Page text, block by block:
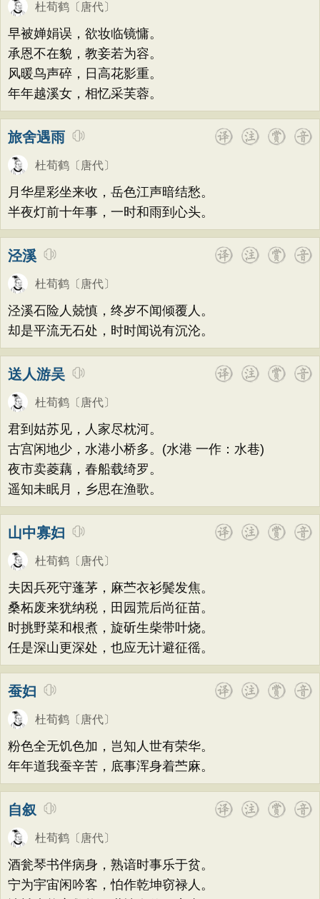
杜荀鹤 〔唐代〕
早被婵娟误，欲妆临镜慵。
承恩不在貌，教妾若为容。
风暖鸟声碎，日高花影重。
年年越溪女，相忆采芙蓉。
旅舍遇雨
杜荀鹤 〔唐代〕
月华星彩坐来收，岳色江声暗结愁。
半夜灯前十年事，一时和雨到心头。
泾溪
杜荀鹤 〔唐代〕
泾溪石险人兢慎，终岁不闻倾覆人。
却是平流无石处，时时闻说有沉沦。
送人游吴
杜荀鹤 〔唐代〕
君到姑苏见，人家尽枕河。
古宫闲地少，水港小桥多。(水港 一作：水巷)
夜市卖菱藕，春船载绮罗。
遥知未眠月，乡思在渔歌。
山中寡妇
杜荀鹤 〔唐代〕
夫因兵死守蓬茅，麻苎衣衫鬓发焦。
桑柘废来犹纳税，田园荒后尚征苗。
时挑野菜和根煮，旋斫生柴带叶烧。
任是深山更深处，也应无计避征徭。
蚕妇
杜荀鹤 〔唐代〕
粉色全无饥色加，岂知人世有荣华。
年年道我蚕辛苦，底事浑身着苎麻。
自叙
杜荀鹤 〔唐代〕
酒瓮琴书伴病身，熟谙时事乐于贫。
宁为宇宙闲吟客，怕作乾坤窃禄人。